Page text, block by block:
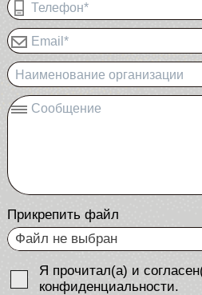
Телефон*
Email*
Наименование организации
Сообщение
Прикрепить файл
Файл не выбран
Я прочитал(а) и
конфиденциальности.